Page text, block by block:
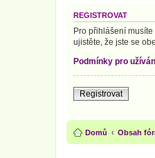
REGISTROVAT
Pro přihlášení
ujistěte, že jste se
Podmínky pro
Registrovat
Domů Obsah